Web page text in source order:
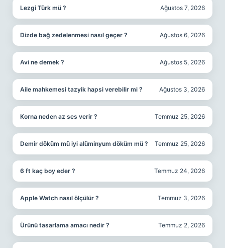
Lezgi Türk mü ? Ağustos 7, 2026
Dizde bağ zedelenmesi nasıl geçer ? Ağustos 6, 2026
Avi ne demek ? Ağustos 5, 2026
Aile mahkemesi tazyik hapsi verebilir mi ? Ağustos 3, 2026
Korna neden az ses verir ? Temmuz 25, 2026
Demir döküm mü iyi alüminyum döküm mü ? Temmuz 25, 2026
6 ft kaç boy eder ? Temmuz 24, 2026
Apple Watch nasıl ölçülür ? Temmuz 3, 2026
Ürünü tasarlama amacı nedir ? Temmuz 2, 2026